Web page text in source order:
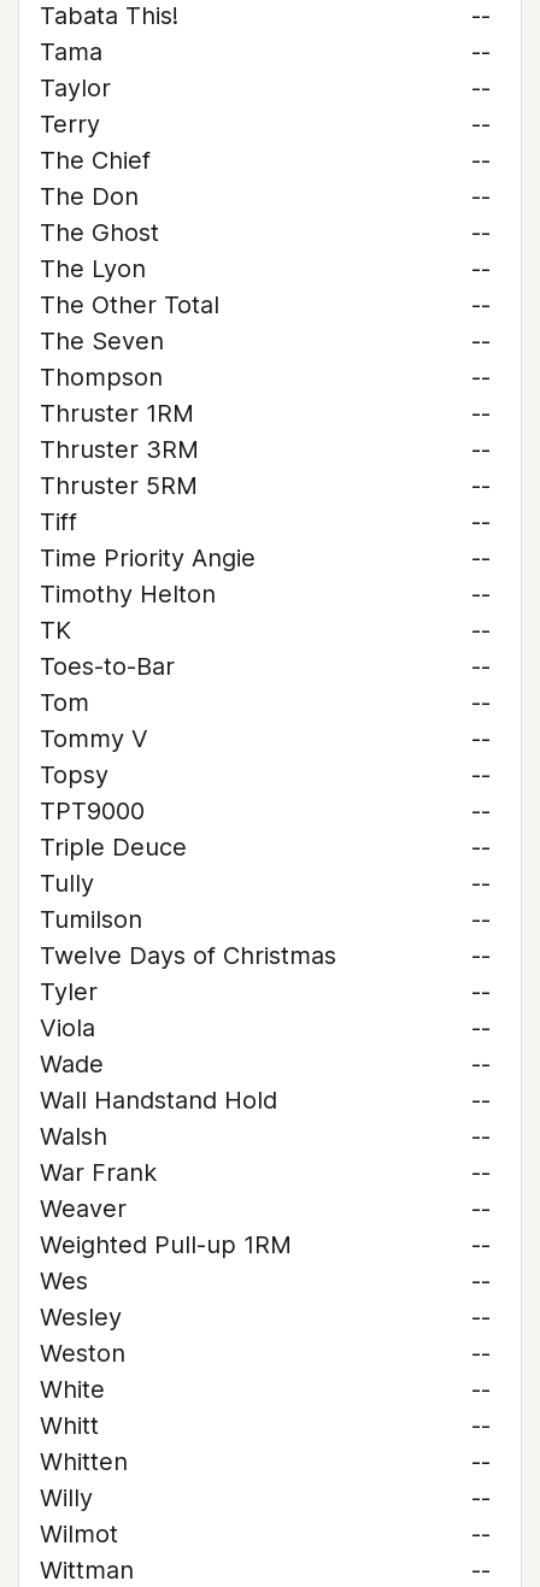
Tabata This!
--
Tama
--
Taylor
--
Terry
--
The Chief
--
The Don
--
The Ghost
--
The Lyon
--
The Other Total
--
The Seven
--
Thompson
--
Thruster 1RM
--
Thruster 3RM
--
Thruster 5RM
--
Tiff
--
Time Priority Angie
--
Timothy Helton
--
TK
--
Toes-to-Bar
--
Tom
--
Tommy V
--
Topsy
--
TPT9000
--
Triple Deuce
--
Tully
--
Tumilson
--
Twelve Days of Christmas
--
Tyler
--
Viola
--
Wade
--
Wall Handstand Hold
--
Walsh
--
War Frank
--
Weaver
--
Weighted Pull-up 1RM
--
Wes
--
Wesley
--
Weston
--
White
--
Whitt
--
Whitten
--
Willy
--
Wilmot
--
Wittman
--